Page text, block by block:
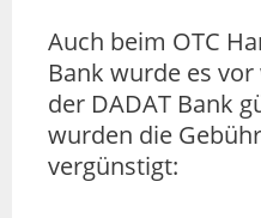
Auch beim OTC
Bank wurde es
der DADAT Bank
wurden die
vergünstigt: